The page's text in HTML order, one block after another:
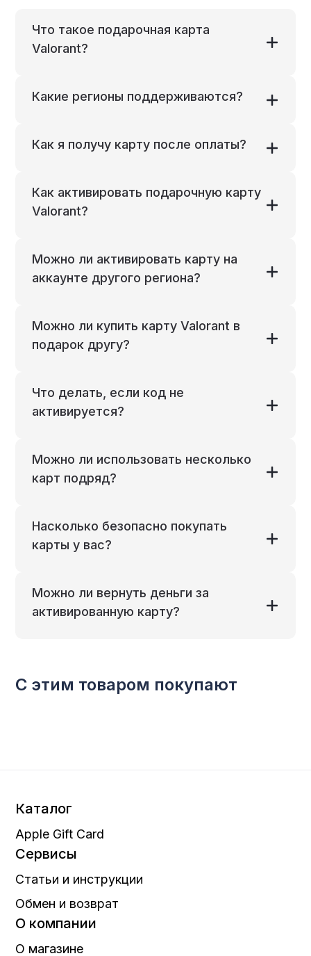
Что такое подарочная карта
Valorant?
Какие регионы поддерживаются?
Как я получу карту после оплаты?
Как активировать подарочную карту
Valorant?
Можно ли активировать карту на
аккаунте другого региона?
Можно ли купить карту Valorant в
подарок другу?
Что делать, если код не
активируется?
Можно ли использовать несколько
карт подряд?
Насколько безопасно покупать
карты у вас?
Можно ли вернуть деньги за
активированную карту?
С этим товаром покупают
Каталог
Apple Gift Card
Сервисы
Статьи и инструкции
Обмен и возврат
О компании
О магазине